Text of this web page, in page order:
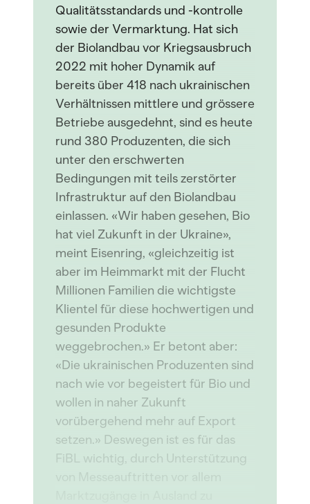
Qualitätsstandards und -kontrolle
sowie der Vermarktung. Hat sich
der Biolandbau vor Kriegsausbruch
2022 mit hoher Dynamik auf
bereits über 418 nach ukrainischen
Verhältnissen mittlere und grössere
Betriebe ausgedehnt, sind es heute
rund 380 Produzenten, die sich
unter den erschwerten
Bedingungen mit teils zerstörter
Infrastruktur auf den Biolandbau
einlassen. «Wir haben gesehen, Bio
hat viel Zukunft in der Ukraine»,
meint Eisenring, «gleichzeitig ist
aber im Heimmarkt mit der Flucht
Millionen Familien die wichtigste
Klientel für diese hochwertigen und
gesunden Produkte
weggebrochen.» Er betont aber:
«Die ukrainischen Produzenten sind
nach wie vor begeistert für Bio und
wollen in naher Zukunft
vorübergehend mehr auf Export
setzen.» Deswegen ist es für das
FiBL wichtig, durch Unterstützung